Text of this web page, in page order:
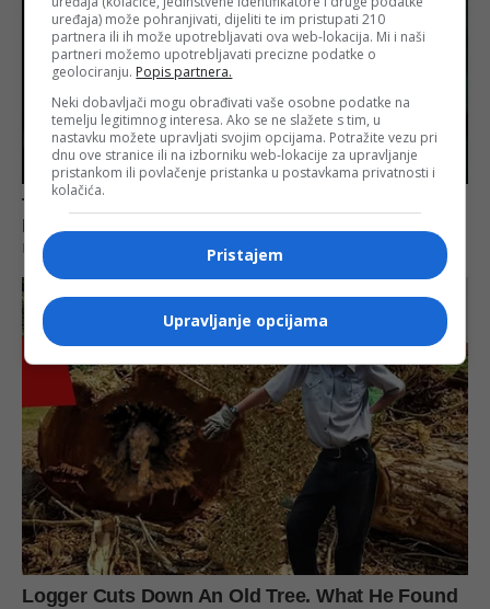
uređaja) može pohranjivati, dijeliti te im pristupati 210
partnera ili ih može upotrebljavati ova web-lokacija. Mi i naši
partneri možemo upotrebljavati precizne podatke o
geolociranju. Popis partnera.
Neki dobavljači mogu obrađivati vaše osobne podatke na
temelju legitimnog interesa. Ako se ne slažete s tim, u
nastavku možete upravljati svojim opcijama. Potražite vezu pri
dnu ove stranice ili na izborniku web-lokacije za upravljanje
pristankom ili povlačenje pristanka u postavkama privatnosti i
kolačića.
Pristajem
Upravljanje opcijama